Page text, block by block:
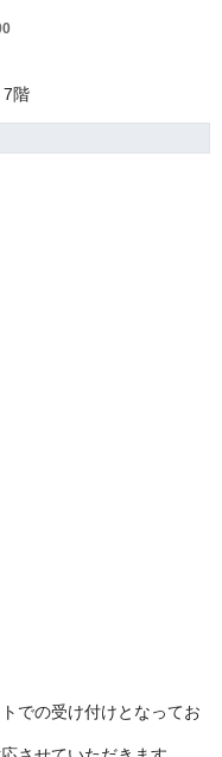
7階
での受け付けとなってお